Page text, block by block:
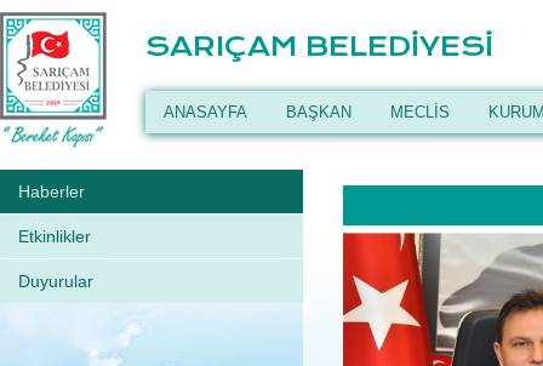
SARIÇAM BELEDİYESİ
ANASAYFA BAŞKAN MECLİS
Haberler
Etkinlikler
Duyurular